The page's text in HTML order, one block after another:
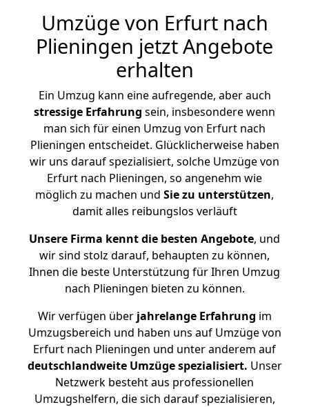
Umzüge von Erfurt nach
Plieningen jetzt Angebote
erhalten
Ein Umzug kann eine aufregende, aber auch
stressige Erfahrung sein, insbesondere wenn
man sich für einen Umzug von Erfurt nach
Plieningen entscheidet. Glücklicherweise haben
wir uns darauf spezialisiert, solche Umzüge von
Erfurt nach Plieningen, so angenehm wie
möglich zu machen und Sie zu unterstützen,
damit alles reibungslos verläuft
Unsere Firma kennt die besten Angebote, und
wir sind stolz darauf, behaupten zu können,
Ihnen die beste Unterstützung für Ihren Umzug
nach Plieningen bieten zu können.
Wir verfügen überjahrelange Erfahrung im
Umzugsbereich und haben uns auf Umzüge von
Erfurt nach Plieningen und unter anderem auf
deutschlandweite Umzüge spezialisiert. Unser
Netzwerk besteht aus professionellen
Umzugshelfern, die sich darauf spezialisieren,